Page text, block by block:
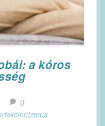
a kóros
0